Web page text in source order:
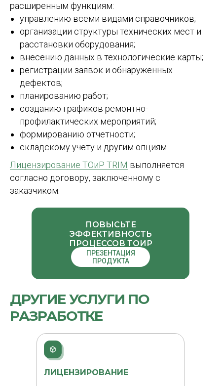
расширенным функциям:
управлению всеми видами справочников;
организации структуры технических мест и
расстановки оборудования;
внесению данных в технологические карты;
регистрации заявок и обнаруженных
дефектов;
планированию работ;
созданию графиков ремонтно-
профилактических мероприятий;
формированию отчетности;
складскому учету и другим опциям.
Лицензирование ТОиР TRIM выполняется
согласно договору, заключенному с
заказчиком.
ПОВЫСЬТЕ
ЭФФЕКТИВНОСТЬ
ПРОЦЕССОВ ТОИР
ПРЕЗЕНТАЦИЯ
ПРОДУКТА
ДРУГИЕ УСЛУГИ ПО
РАЗРАБОТКЕ
ЛИЦЕНЗИРОВАНИЕ